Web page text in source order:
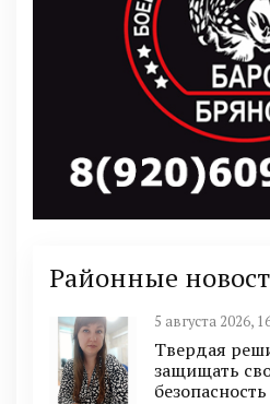
Районные
5 августа 2026,
Твердая
защищать